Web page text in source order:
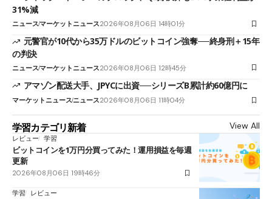
31%減
ニュースマーケットニュース2026年08月06日 14時01分
元警官が10代から35万ドルのビットコイン強奪──終身刑＋15年
の判決
ニュースマーケットニュース2026年08月06日 12時45分
アマゾン配送大手、JPYCに出資──シリーズB累計約60億円に
マーケットニュースニュース2026年08月06日 11時04分
学習カテゴリ新着 View All
レビュー 学習
ビットコインを1万円分買ってみた！運用損益を毎週
更新
2026年08月06日 19時46分
学習 レビュー